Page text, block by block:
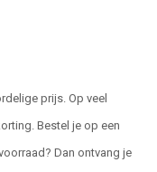
prijs. Op veel
Bestel je op een
Dan ontvang je